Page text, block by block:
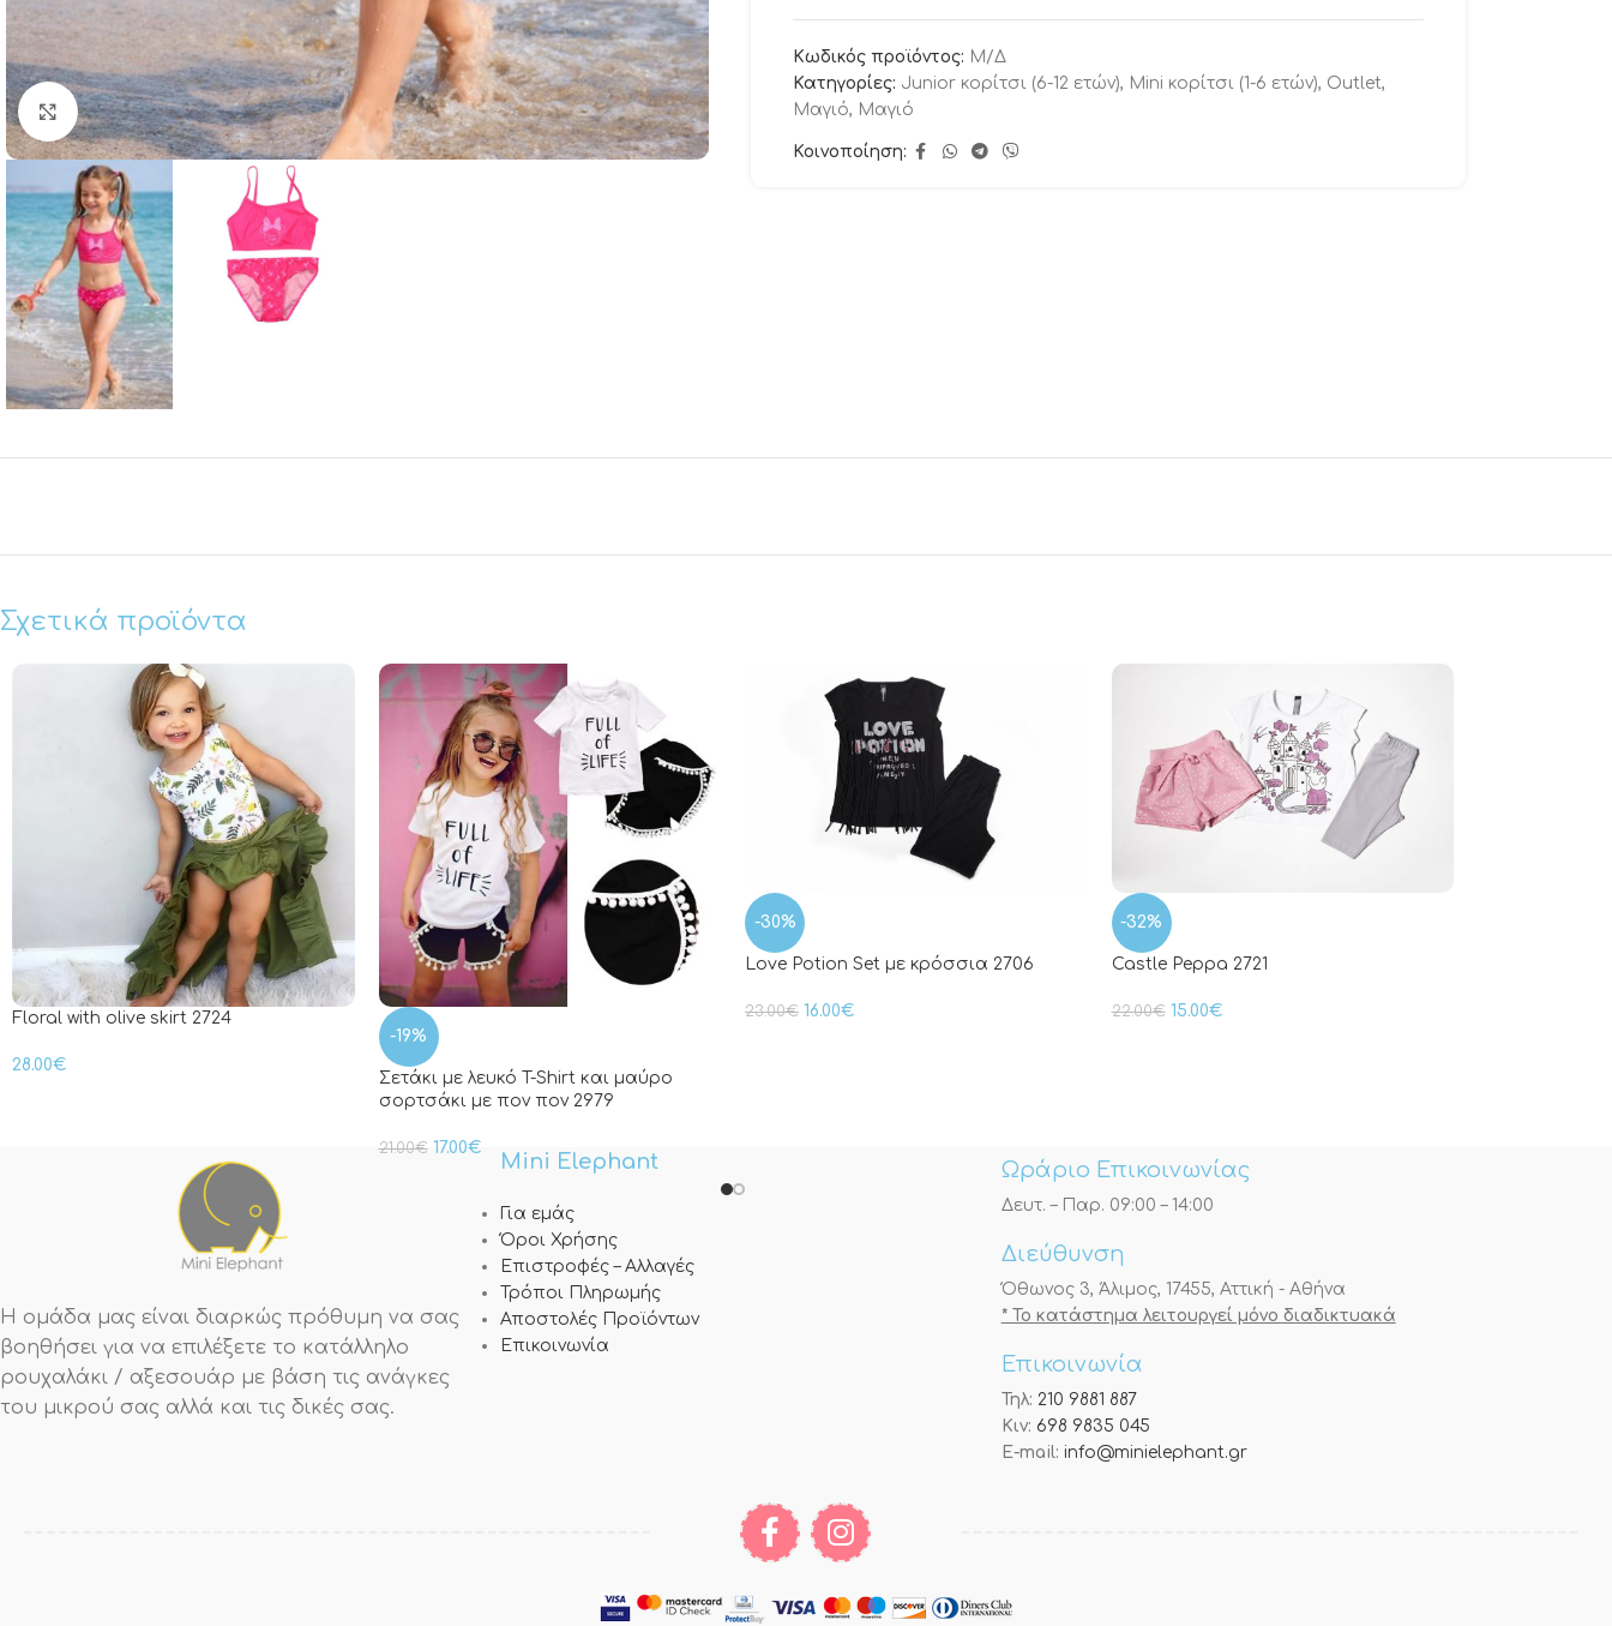
Μεγέθυνση
Κωδικός προϊόντος: Μ/Δ
Κατηγορίες: Junior κορίτσι (6-12 ετών), Mini κορίτσι (1-6 ετών), Outlet,
Μαγιό, Μαγιό
Κοινοποίηση:
Σχετικά προϊόντα
Floral with olive skirt 2724
28.00€
-19%
Σετάκι με λευκό T-Shirt και μαύρο
σορτσάκι με πον πον 2979
21.00€ 17.00€
-30%
Love Potion Set με κρόσσια 2706
23.00€ 16.00€
-32%
Castle Peppa 2721
22.00€ 15.00€
Η ομάδα μας είναι διαρκώς πρόθυμη να σας
βοηθήσει για να επιλέξετε το κατάλληλο
ρουχαλάκι / αξεσουάρ με βάση τις ανάγκες
του μικρού σας αλλά και τις δικές σας.
Mini Elephant
Για εμάς
Όροι Χρήσης
Επιστροφές – Αλλαγές
Τρόποι Πληρωμής
Αποστολές Προϊόντων
Επικοινωνία
Ωράριο Επικοινωνίας
Δευτ. – Παρ. 09:00 – 14:00
Διεύθυνση
Όθωνος 3, Άλιμος, 17455, Αττική - Αθήνα
* Το κατάστημα λειτουργεί μόνο διαδικτυακά
Επικοινωνία
Τηλ: 210 9881 887
Κιν: 698 9835 045
E-mail: info@minielephant.gr